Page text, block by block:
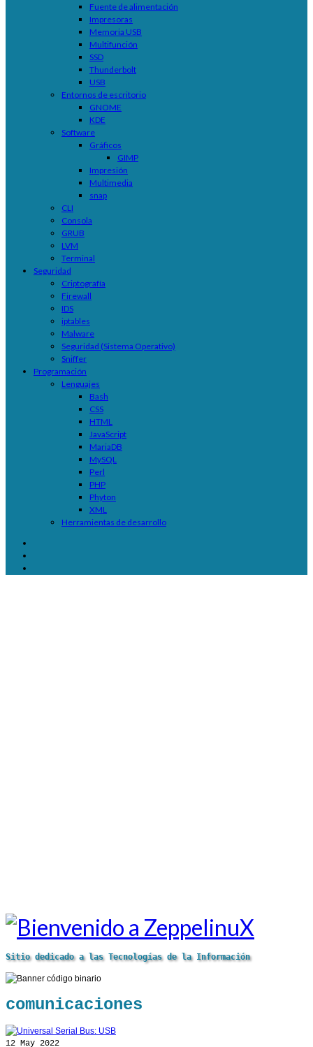
Fuente de alimentación
Impresoras
Memoria USB
Multifunción
SSD
Thunderbolt
USB
Entornos de escritorio
GNOME
KDE
Software
Gráficos
GIMP
Impresión
Multimedia
snap
CLI
Consola
GRUB
LVM
Terminal
Seguridad
Criptografía
Firewall
IDS
iptables
Malware
Seguridad (Sistema Operativo)
Sniffer
Programación
Lenguajes
Bash
CSS
HTML
JavaScript
MariaDB
MySQL
Perl
PHP
Phyton
XML
Herramientas de desarrollo
Sitio dedicado a las Tecnologías de la Información
comunicaciones
12 May 2022